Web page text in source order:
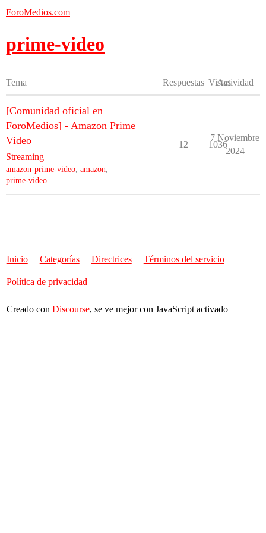
ForoMedios.com
prime-video
Tema Respuestas Vistas
Actividad
[Comunidad oficial en
ForoMedios] - Amazon Prime
Video
Streaming
amazon-prime-video, amazon,
prime-video
12 1036
7 Noviembre
2024
Inicio Categorías Directrices Términos del servicio
Política de privacidad
Creado con Discourse, se ve mejor con JavaScript activado